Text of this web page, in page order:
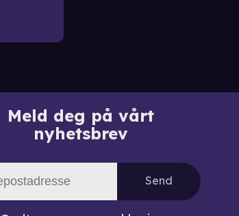
Meld deg på vårt
nyhetsbrev
Send